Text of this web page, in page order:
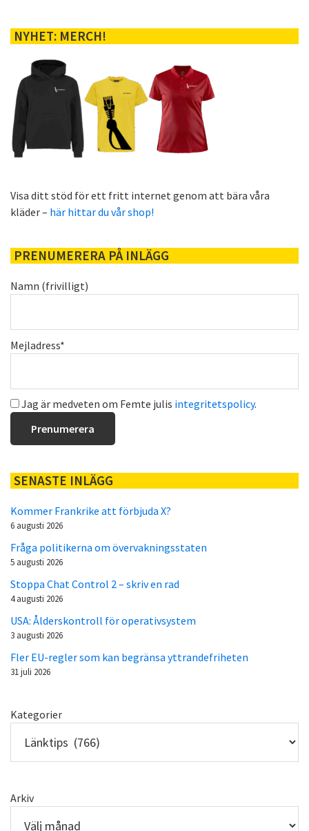
NYHET: MERCH!
Visa ditt stöd för ett fritt internet genom att bära våra
kläder – här hittar du vår shop!
PRENUMERERA PÅ INLÄGG
Namn (frivilligt)
Mejladress*
Jag är medveten om Femte julis integritetspolicy.
SENASTE INLÄGG
Kommer Frankrike att förbjuda X?
6 augusti 2026
Fråga politikerna om övervakningsstaten
5 augusti 2026
Stoppa Chat Control 2 – skriv en rad
4 augusti 2026
USA: Ålderskontroll för operativsystem
3 augusti 2026
Fler EU-regler som kan begränsa yttrandefriheten
31 juli 2026
Kategorier
Arkiv